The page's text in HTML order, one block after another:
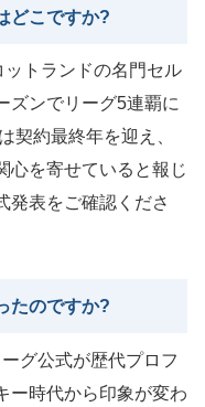
どこですか?
トランドの名門セル
ズンでリーグ5連覇に
契約最終年を迎え、
心を寄せていると報じ
発表をご確認くださ
たのですか?
グ公式が歴代プロフ
ー時代から印象が変わ